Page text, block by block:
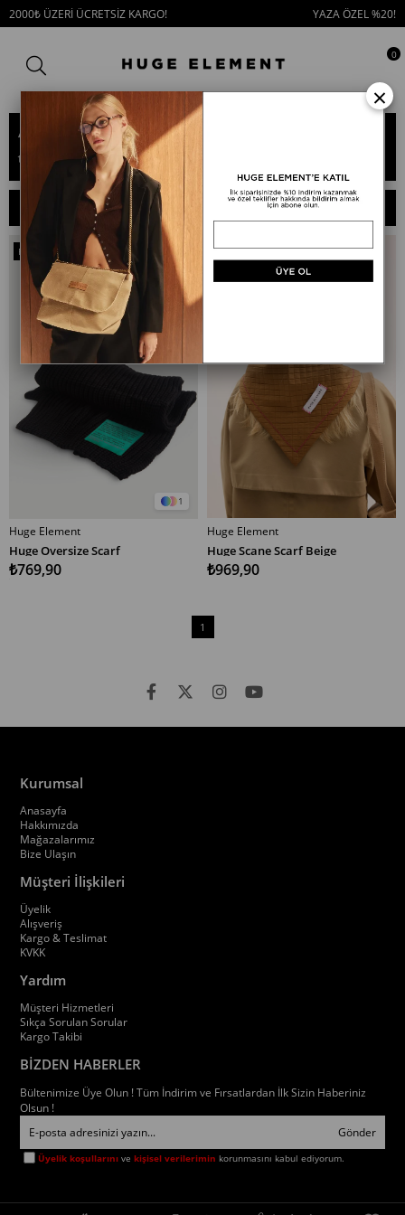
2000₺ ÜZERİ ÜCRETSİZ KARGO! YAZA ÖZEL %20!
0
Atkılar
Atkılar
FILTRELEME
SIRALAMA
1
SEPETE EKLE
Fırsat
Ürünü
Huge Element
Huge Oversize Scarf
₺769,90
SEPETE EKLE
Huge Element
Huge Scane Scarf Beige
₺969,90
1
Kurumsal
Anasayfa
Hakkımızda
Mağazalarımız
Bize Ulaşın
Müşteri İlişkileri
Üyelik
Alışveriş
Kargo & Teslimat
KVKK
Yardım
Müşteri Hizmetleri
Sıkça Sorulan Sorular
Kargo Takibi
BİZDEN HABERLER
Bültenimize Üye Olun ! Tüm İndirim ve Fırsatlardan İlk Sizin Haberiniz
Olsun !
Gönder
Üyelik koşullarını vekişisel verilerimin korunmasını kabul ediyorum.
×